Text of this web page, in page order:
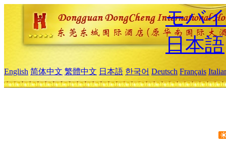
モバ
日本語
English 简体中文 繁體中文 日本語 한국어 Deutsch Français